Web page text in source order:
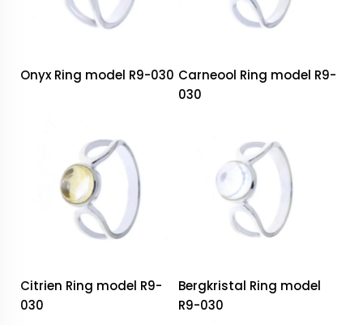
Onyx Ring model R9-030 Carneool Ring model R9-
030
Citrien Ring model R9-
030
Bergkristal Ring model
R9-030